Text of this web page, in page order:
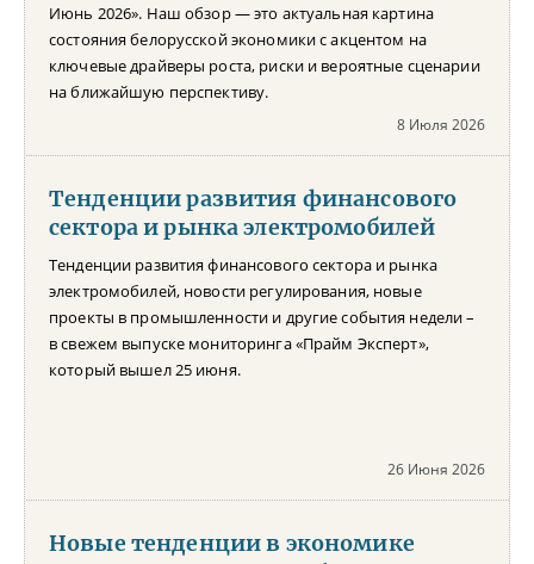
Июнь 2026». Наш обзор — это актуальная картина
состояния белорусской экономики с акцентом на
ключевые драйверы роста, риски и вероятные сценарии
на ближайшую перспективу.
8 Июля 2026
Тенденции развития финансового
сектора и рынка электромобилей
Тенденции развития финансового сектора и рынка
электромобилей, новости регулирования, новые
проекты в промышленности и другие события недели –
в свежем выпуске мониторинга «Прайм Эксперт»,
который вышел 25 июня.
26 Июня 2026
Новые тенденции в экономике